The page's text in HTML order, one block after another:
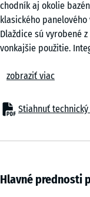
chodník aj okolie
klasického
Dlaždice sú vyrobené
vonkajšie použitie.
Komfort
domáce zvieratá.
konštrukciou, čo
Dlaždice sú vyrobené
definovanými
zobraziť viac
Stiahnuť
Hlavné prednosti